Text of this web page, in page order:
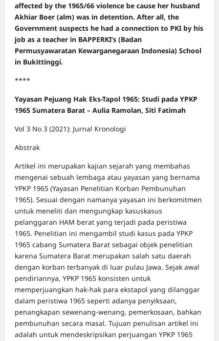
affected by the 1965/66 violence be cause her husband
Akhiar Boer (alm) was in detention. After all, the
Government suspects he had a connection to PKI by his
job as a teacher in BAPPERKI’s (Badan
Permusyawaratan Kewarganegaraan Indonesia) School
in Bukittinggi.
****
Yayasan Pejuang Hak Eks-Tapol 1965: Studi pada YPKP
1965 Sumatera Barat – Aulia Ramolan, Siti Fatimah
Vol 3 No 3 (2021): Jurnal Kronologi
Abstrak
Artikel ini merupakan kajian sejarah yang membahas
mengenai sebuah lembaga atau yayasan yang bernama
YPKP 1965 (Yayasan Penelitian Korban Pembunuhan
1965). Sesuai dengan namanya yayasan ini berkomitmen
untuk meneliti dan mengungkap kasuskasus
pelanggaran HAM berat yang terjadi pada peristiwa
1965. Penelitian ini mengambil studi kasus pada YPKP
1965 cabang Sumatera Barat sebagai objek penelitian
karena Sumatera Barat merupakan salah satu daerah
dengan korban terbanyak di luar pulau Jawa. Sejak awal
pendiriannya, YPKP 1965 konsisten untuk
memperjuangkan hak-hak para ekstapol yang dilanggar
dalam peristiwa 1965 seperti adanya penyiksaan,
penangkapan sewenang-wenang, pemerkosaan, bahkan
pembunuhan secara masal. Tujuan penulisan artikel ini
adalah untuk mendeskripsikan perjuangan YPKP 1965